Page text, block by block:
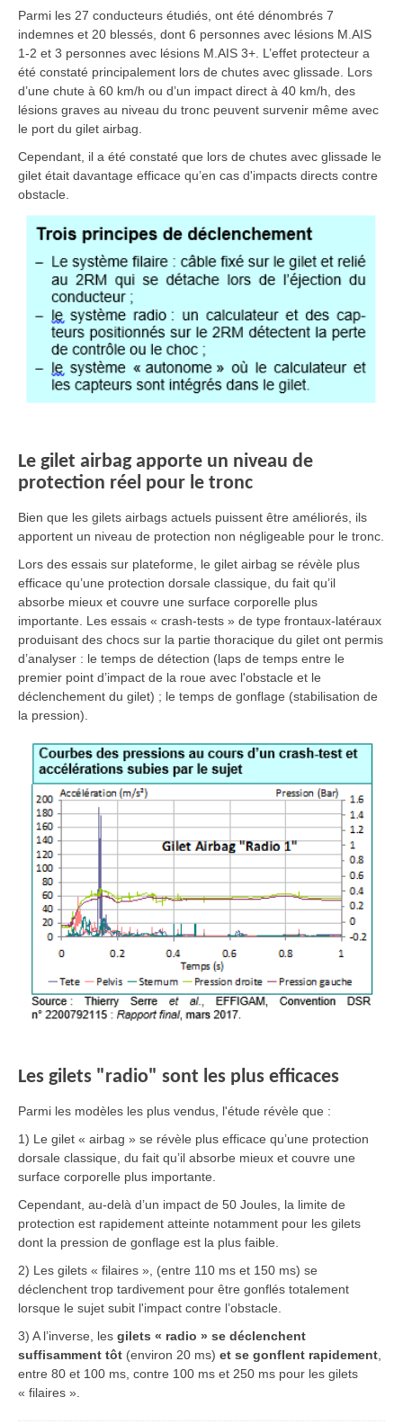
Parmi les 27 conducteurs étudiés, ont été dénombrés 7
indemnes et 20 blessés, dont 6 personnes avec lésions M.AIS
1-2 et 3 personnes avec lésions M.AIS 3+. L’effet protecteur a
été constaté principalement lors de chutes avec glissade. Lors
d’une chute à 60 km/h ou d’un impact direct à 40 km/h, des
lésions graves au niveau du tronc peuvent survenir même avec
le port du gilet airbag.
Cependant, il a été constaté que lors de chutes avec glissade le
gilet était davantage efficace qu’en cas d'impacts directs contre
obstacle.
Le gilet airbag apporte un niveau de
protection réel pour le tronc
Bien que les gilets airbags actuels puissent être améliorés, ils
apportent un niveau de protection non négligeable pour le tronc.
Lors des essais sur plateforme, le gilet airbag se révèle plus
efficace qu’une protection dorsale classique, du fait qu’il
absorbe mieux et couvre une surface corporelle plus
importante. Les essais « crash-tests » de type frontaux-latéraux
produisant des chocs sur la partie thoracique du gilet ont permis
d’analyser : le temps de détection (laps de temps entre le
premier point d’impact de la roue avec l'obstacle et le
déclenchement du gilet) ; le temps de gonflage (stabilisation de
la pression).
Les gilets "radio" sont les plus efficaces
Parmi les modèles les plus vendus, l'étude révèle que :
1) Le gilet « airbag » se révèle plus efficace qu’une protection
dorsale classique, du fait qu’il absorbe mieux et couvre une
surface corporelle plus importante.
Cependant, au-delà d’un impact de 50 Joules, la limite de
protection est rapidement atteinte notamment pour les gilets
dont la pression de gonflage est la plus faible.
2) Les gilets « filaires », (entre 110 ms et 150 ms) se
déclenchent trop tardivement pour être gonflés totalement
lorsque le sujet subit l'impact contre l’obstacle.
3) A l’inverse, les gilets « radio » se déclenchent
suffisamment tôt (environ 20 ms) et se gonflent rapidement
entre 80 et 100 ms, contre 100 ms et 250 ms pour les gilets
« filaires ».